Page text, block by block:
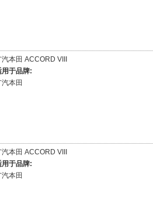
汽本田 ACCORD VIII
用于品牌:
汽本田
汽本田 ACCORD VIII
用于品牌:
汽本田